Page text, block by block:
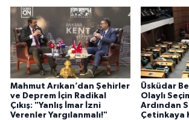
Mahmut Arıkan’dan Şehirler
ve Deprem İçin Radikal
Çıkış: "Yanlış İmar İzni
Verenler Yargılanmalı!"
Üsküdar
Olaylı
Ardından
Çetinkaya